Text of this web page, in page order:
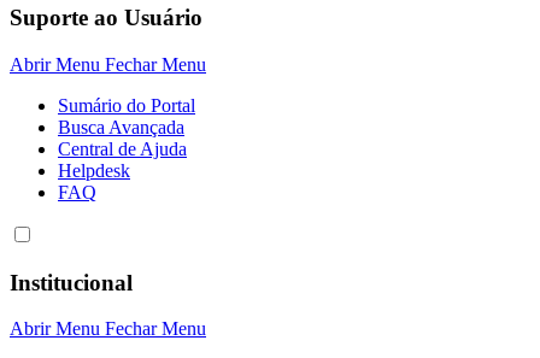
Suporte ao Usuário
Abrir Menu Fechar Menu
Sumário do Portal
Busca Avançada
Central de Ajuda
Helpdesk
FAQ
Institucional
Abrir Menu Fechar Menu